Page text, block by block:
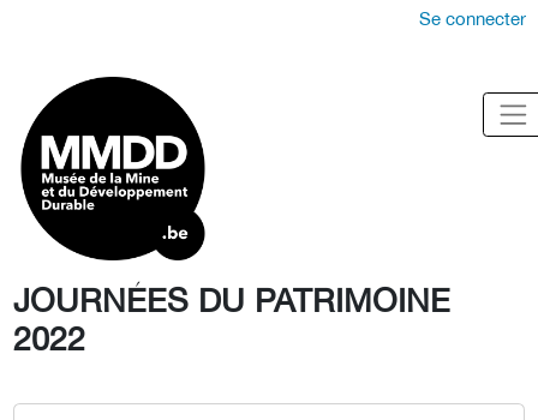
Se connecter
JOURNÉES DU PATRIMOINE
2022